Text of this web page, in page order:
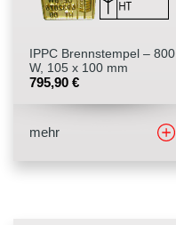
IPPC Brennstempel – 800
W, 105 x 100 mm
795,90 €
mehr